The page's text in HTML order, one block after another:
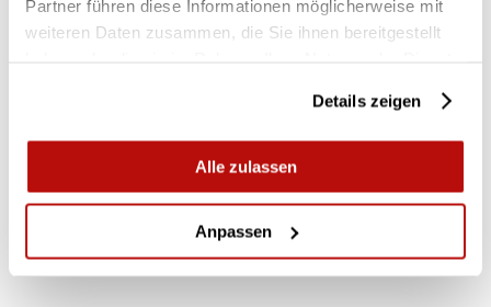
Partner führen diese Informationen möglicherweise mit
weiteren Daten zusammen, die Sie ihnen bereitgestellt
Details zeigen
Alle zulassen
Anpassen
Schlagwörter
FSI B31-980 REMOTE FSI D60
PRODUKT-EINFÜHRUNG